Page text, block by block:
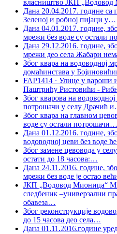
власништво ЈКП
Дана 20.04.2017. године са
Зеленој и робној пијаци у…
Дана 04.01.2017. године,
мрежи без воде су остали
Дана 29.12.2016. године,
мрежи део села Жабари
Због квара на водоводној
домаћинстава у
FAP1414 · Улице у вароши
Паштрићу Ристовићи -
Због кварова на
потрошачи у селу Драчић и
Због квара на главном
воде су остали потрошачи…
Дана 01.12.2016. године,
водоводној цеви без воде
Због замене цевовода у
остати до 18 часова:…
Дана 24.11.2016. године,
мрежи без воде је остао
ЈКП „Водовод Мионица“
следбеник –универзални
обавеза…
Због реконструкције
до 15 часова део села…
Дана 01.11.2016.године